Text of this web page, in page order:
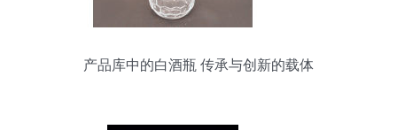
产品库中的白酒瓶 传承与创新的载体